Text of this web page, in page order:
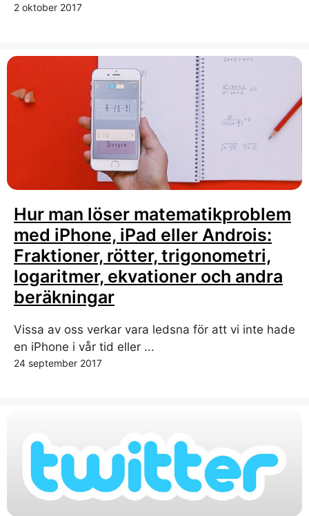
2 oktober 2017
Hur man löser matematikproblem
med iPhone, iPad eller Androis:
Fraktioner, rötter, trigonometri,
logaritmer, ekvationer och andra
beräkningar
Vissa av oss verkar vara ledsna för att vi inte hade
en iPhone i vår tid eller ...
24 september 2017